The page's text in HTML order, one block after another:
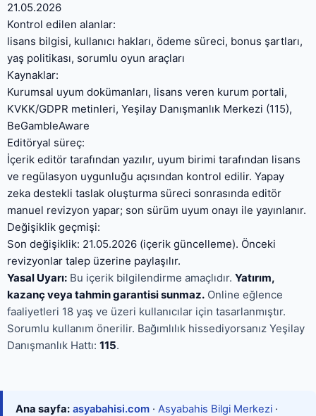
21.05.2026
Kontrol edilen alanlar:
lisans bilgisi, kullanıcı hakları, ödeme süreci, bonus şartları,
yaş politikası, sorumlu oyun araçları
Kaynaklar:
Kurumsal uyum dokümanları, lisans veren kurum portali,
KVKK/GDPR metinleri, Yeşilay Danışmanlık Merkezi (115),
BeGambleAware
Editöryal süreç:
İçerik editör tarafından yazılır, uyum birimi tarafından lisans
ve regülasyon uygunluğu açısından kontrol edilir. Yapay
zeka destekli taslak oluşturma süreci sonrasında editör
manuel revizyon yapar; son sürüm uyum onayı ile yayınlanır.
Değişiklik geçmişi:
Son değişiklik: 21.05.2026 (içerik güncelleme). Önceki
revizyonlar talep üzerine paylaşılır.
Yasal Uyarı: Bu içerik bilgilendirme amaçlıdır. Yatırım,
kazanç veya tahmin garantisi sunmaz. Online eğlence
faaliyetleri 18 yaş ve üzeri kullanıcılar için tasarlanmıştır.
Sorumlu kullanım önerilir. Bağımlılık hissediyorsanız Yeşilay
Danışmanlık Hattı: 115.
Ana sayfa: asyabahisi.com · Asyabahis Bilgi Merkezi ·